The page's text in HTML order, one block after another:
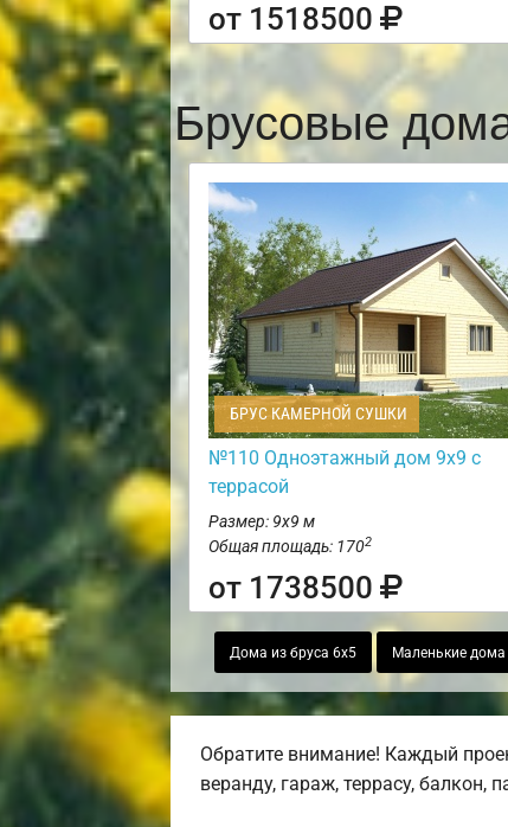
от 1518500
Брусовые
БРУС КАМЕРНОЙ СУШКИ
№110 Одноэтажный дом 9х9 с
террасой
Размер: 9х9 м
Общая площадь: 1702
от 1738500
Дома из бруса 6х5 Маленькие дома
Обратите внимание! Каждый
веранду, гараж, террасу, балкон,